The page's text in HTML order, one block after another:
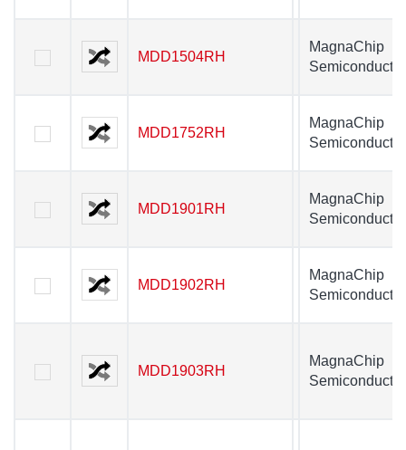
MDD1504RH
MagnaChip
Semiconductor
MDD1752RH
MagnaChip
Semiconductor
MDD1901RH
MagnaChip
Semiconductor
MDD1902RH
MagnaChip
Semiconductor
MDD1903RH
MagnaChip
Semiconductor
MDD1504RH
MDD1752RH
MDD1901RH
MDD1902RH
MDD1903RH